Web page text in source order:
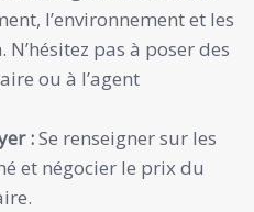
l’environnement et les
pas à poser des
ou à l’agent
:Se renseigner sur les
et négocier le prix du